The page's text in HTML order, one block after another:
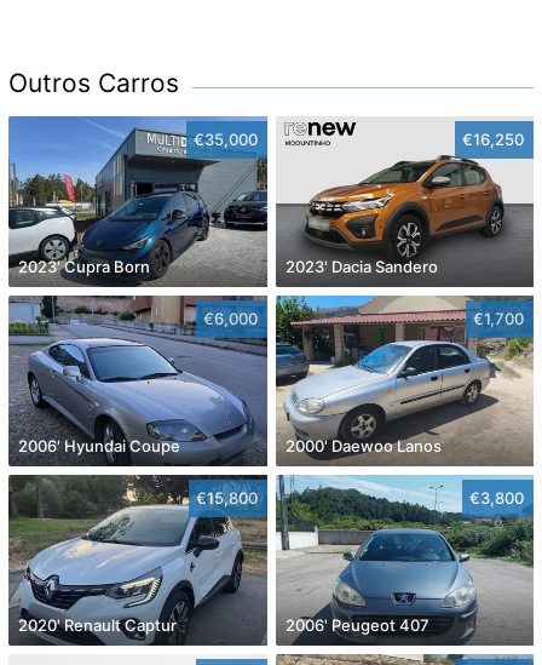
Outros Carros
€35,000
2023' Cupra Born
€16,250
2023' Dacia Sandero
€6,000
2006' Hyundai Coupe
€1,700
2000' Daewoo Lanos
€15,800
2020' Renault Captur
€3,800
2006' Peugeot 407